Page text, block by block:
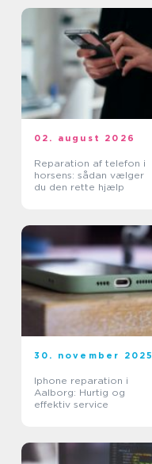
02. august 2026
Reparation af telefon i
horsens: sådan vælger
du den rette hjælp
30. november 2025
Iphone reparation i
Aalborg: Hurtig og
effektiv service